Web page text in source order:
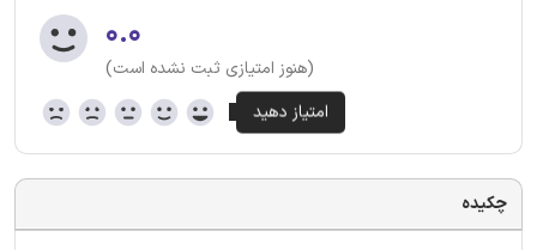
۰.۰
(هنوز امتیازی ثبت نشده است)
چکیده